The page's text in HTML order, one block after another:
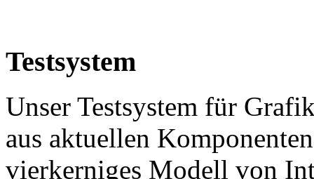
Testsystem
Unser Testsystem für
aus aktuellen
vierkerniges Modell von